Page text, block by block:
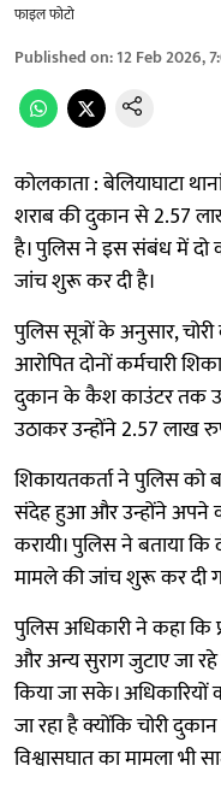
फाइल फोटो
Published on:12 Feb 2026,
कोलकाता : बेलियाघाटा
शराब की दुकान से 2.57
है। पुलिस ने इस संबंध में दो
जांच शुरू कर दी है।
पुलिस सूत्रों के अनुसार,
आरोपित दोनों कर्मचारी
दुकान के कैश काउंटर तक
उठाकर उन्होंने 2.57 लाख
शिकायतकर्ता ने पुलिस को
संदेह हुआ और उन्होंने अपने
करायी। पुलिस ने बताया
मामले की जांच शुरू कर दी
पुलिस अधिकारी ने कहा कि
और अन्य सुराग जुटाए जा रहे
किया जा सके। अधिकारियों
जा रहा है क्योंकि चोरी
विश्वासघात का मामला भी